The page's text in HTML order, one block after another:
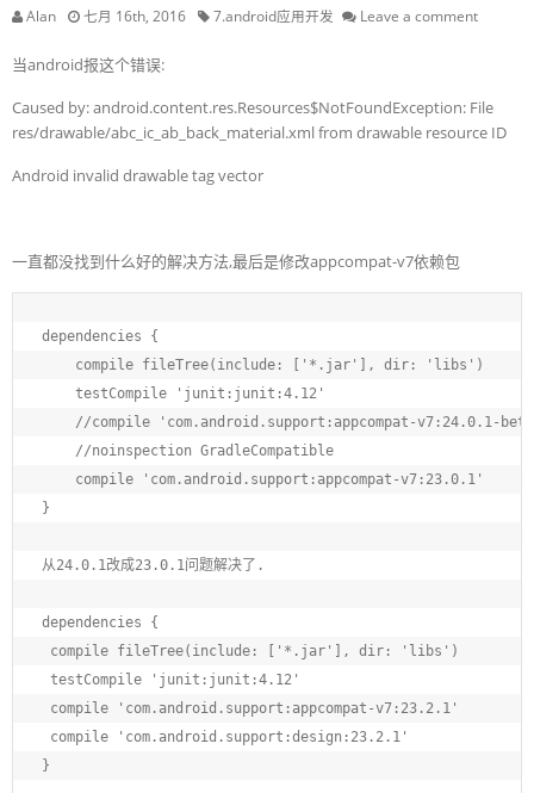
Alan 七月 16th, 2016 7.android应用开发 Leave a comment
当android报这个错误:
Caused by: android.content.res.Resources$NotFoundException: File
res/drawable/abc_ic_ab_back_material.xml from drawable resource ID
Android invalid drawable tag vector
一直都没找到什么好的解决方法,最后是修改appcompat-v7依赖包
dependencies {
    compile fileTree(include: ['*.jar'], dir: 'libs')
    testCompile 'junit:junit:4.12'
//compile 'com.android.support:appcompat-v7:24.0.1-
    //noinspection GradleCompatible
    compile 'com.android.support:appcompat-v7:23.0.1'
}
从24.0.1改成23.0.1问题解决了.
dependencies {
compile fileTree(include: ['*.jar'], dir: 'libs')
testCompile 'junit:junit:4.12'
compile 'com.android.support:appcompat-v7:23.2.1'
compile 'com.android.support:design:23.2.1'
}